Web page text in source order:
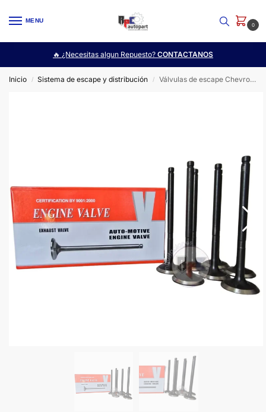
MENU
0
🔥 ¿Necesitas algun Repuesto? CONTACTANOS
Inicio / Sistema de escape y distribución / Válvulas de escape Chevrolet Aveo 1.4 – 1.6